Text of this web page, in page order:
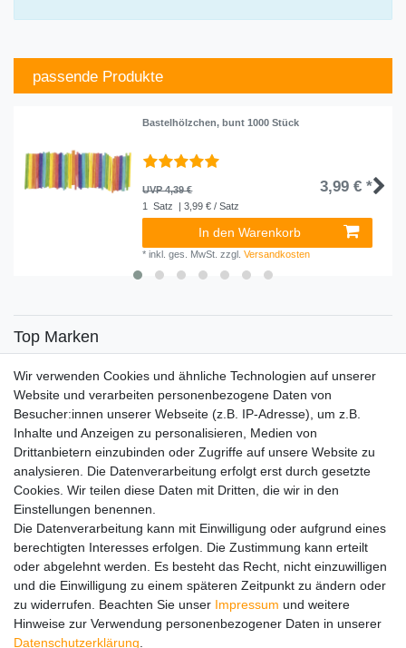
passende Produkte
Bastelhölzchen, bunt 1000 Stück
UVP 4,39 € 3,99 € *
1 Satz | 3,99 € / Satz
In den Warenkorb
*inkl. ges. MwSt. zzgl.Versandkosten
Top Marken
Top Themen
Adventskalender
Service
Versandinfos
FAQ
Ersatzteile
Registrieren
Wir versenden mit
Wir verwenden Cookies und ähnliche Technologien auf unserer
Website und verarbeiten personenbezogene Daten von
Besucher:innen unserer Webseite (z.B. IP-Adresse), um z.B.
Inhalte und Anzeigen zu personalisieren, Medien von
Drittanbietern einzubinden oder Zugriffe auf unsere Website zu
analysieren. Die Datenverarbeitung erfolgt erst durch gesetzte
Cookies. Wir teilen diese Daten mit Dritten, die wir in den
Einstellungen benennen.
Die Datenverarbeitung kann mit Einwilligung oder aufgrund eines
berechtigten Interesses erfolgen. Die Zustimmung kann erteilt
oder abgelehnt werden. Es besteht das Recht, nicht einzuwilligen
und die Einwilligung zu einem späteren Zeitpunkt zu ändern oder
zu widerrufen. Beachten Sie unser Impressum und weitere
Hinweise zur Verwendung personenbezogener Daten in unserer
Daten­schutz­erklärung